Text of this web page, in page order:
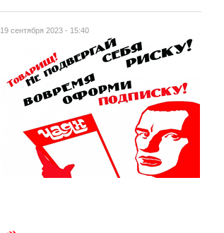
19 сентября 2023 - 15:40